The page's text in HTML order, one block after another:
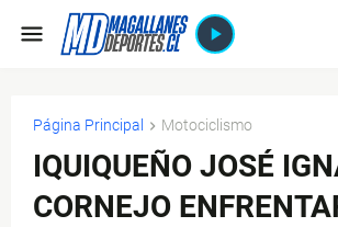
Página Principal Motociclismo
IQUIQUEÑO JOSÉ
CORNEJO